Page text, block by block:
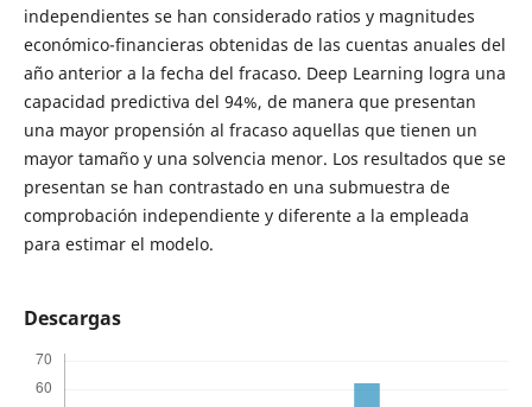
independientes se han considerado ratios y magnitudes
económico-financieras obtenidas de las cuentas anuales del
año anterior a la fecha del fracaso. Deep Learning logra una
capacidad predictiva del 94%, de manera que presentan
una mayor propensión al fracaso aquellas que tienen un
mayor tamaño y una solvencia menor. Los resultados que se
presentan se han contrastado en una submuestra de
comprobación independiente y diferente a la empleada
para estimar el modelo.
Descargas